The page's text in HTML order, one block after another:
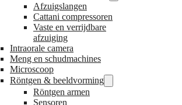
Afzuigslangen
Cattani compressoren
Vaste en verrijdbare
afzuiging
Intraorale camera
Meng en schudmachines
Microscoop
Röntgen & beeldvorming
Röntgen armen
Sensoren